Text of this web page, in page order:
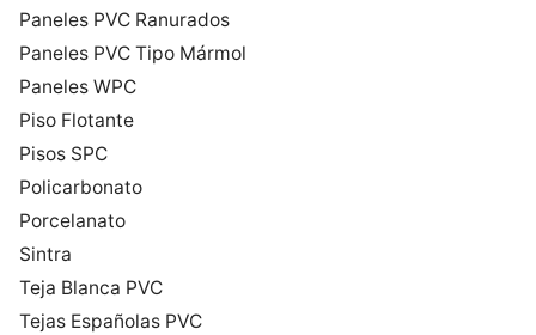
Paneles PVC Ranurados
Paneles PVC Tipo Mármol
Paneles WPC
Piso Flotante
Pisos SPC
Policarbonato
Porcelanato
Sintra
Teja Blanca PVC
Tejas Españolas PVC